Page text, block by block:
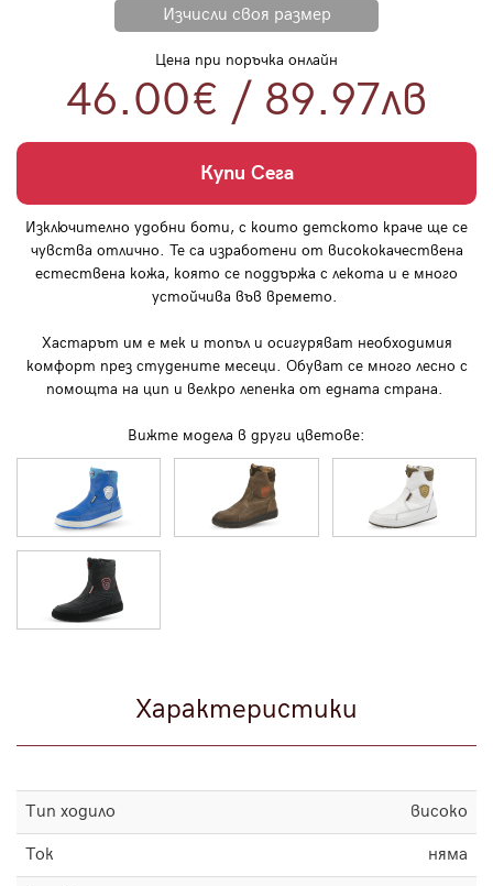
Изключително удобни боти, с които детското краче ще се
чувства отлично. Те са изработени от висококачествена
естествена кожа, която се поддържа с лекота и е много
устойчива във времето.
Хастарът им е мек и топъл и осигуряват необходимия
комфорт през студените месеци. Обуват се много лесно с
помощта на цип и велкро лепенка от едната страна.
Вижте модела в други цветове:
Цена при поръчка онлайн
46.00€ / 89.97лв
Купи Сега
Характеристики
Тип ходило високо
Ток няма